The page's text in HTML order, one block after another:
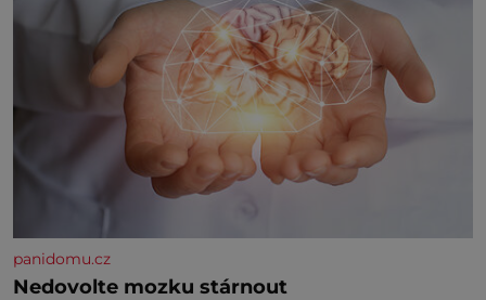
panidomu.cz
Nedovolte mozku stárnout